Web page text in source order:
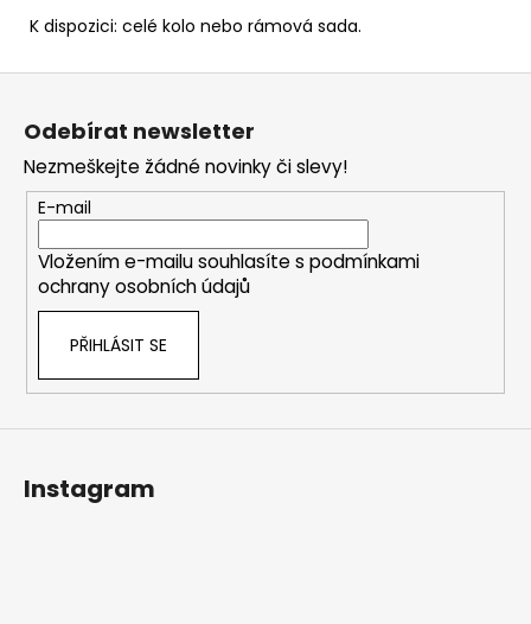
K dispozici: celé kolo nebo rámová sada.
Z
Odebírat newsletter
Nezmeškejte žádné novinky či slevy!
E-mail
Vložením e-mailu souhlasíte s podmínkami
ochrany osobních údajů
PŘIHLÁSIT SE
Instagram